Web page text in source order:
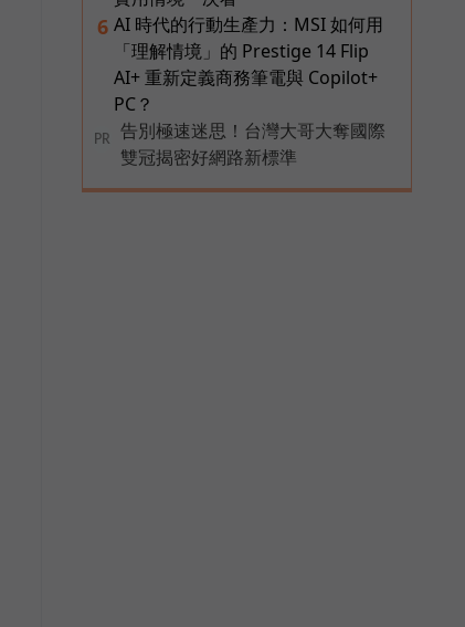
6 AI 時代的行動生產力：MSI 如何用
「理解情境」的 Prestige 14 Flip
AI+ 重新定義商務筆電與 Copilot+
PC？
PR
告別極速迷思！台灣大哥大奪國際
雙冠揭密好網路新標準